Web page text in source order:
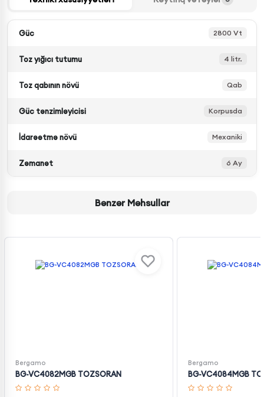
Güc 2800 Vt
Toz yığıcı tutumu 4 litr.
Toz qabının növü Qab
Güc tənzimləyicisi Korpusda
İdarəetmə növü Mexaniki
Zəmanət 6 Ay
Bənzər Məhsullar
Bergamo
BG-VC4082MGB TOZSORAN
Bergamo
BG-VC4084MGB